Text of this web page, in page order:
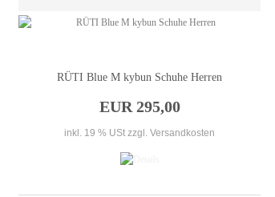
RÜTI Blue M kybun Schuhe Herren
EUR 295,00
inkl. 19 % USt zzgl. Versandkosten